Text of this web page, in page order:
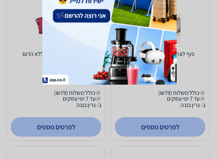
פוף לונה בד קורדורה כולל הדום
658
₪
כולל משלוח (₪79)
עד 7 ימי עסקים
ב- גרין בננה
לפרטים נוספים
פוף לונה בד קורדורה ללא הדום
578
₪
כולל משלוח (₪79)
עד 7 ימי עסקים
ב- גרין בננה
לפרטים נוספים